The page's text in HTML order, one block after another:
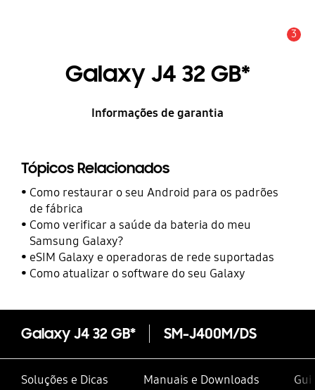
3
Galaxy J4 32 GB*
Informações de garantia
Tópicos Relacionados
Como restaurar o seu Android para os padrões
de fábrica
Como verificar a saúde da bateria do meu
Samsung Galaxy?
eSIM Galaxy e operadoras de rede suportadas
Como atualizar o software do seu Galaxy
Galaxy J4 32 GB* SM-J400M/DS
Soluções e Dicas Manuais e Downloads